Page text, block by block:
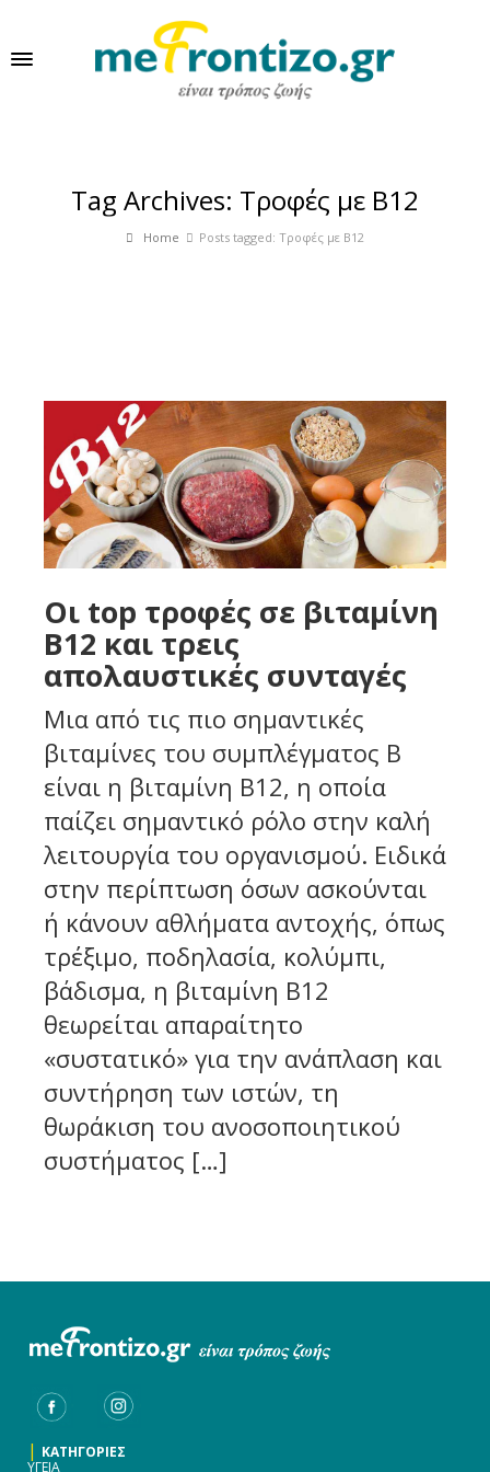
Tag Archives: Tροφές με Β12
Home Posts tagged: Tροφές με Β12
Οι top τροφές σε βιταμίνη
Β12 και τρεις
απολαυστικές συνταγές
Μια από τις πιο σημαντικές
βιταμίνες του συμπλέγματος Β
είναι η βιταμίνη Β12, η οποία
παίζει σημαντικό ρόλο στην καλή
λειτουργία του οργανισμού. Ειδικά
στην περίπτωση όσων ασκούνται
ή κάνουν αθλήματα αντοχής, όπως
τρέξιμο, ποδηλασία, κολύμπι,
βάδισμα, η βιταμίνη Β12
θεωρείται απαραίτητο
«συστατικό» για την ανάπλαση και
συντήρηση των ιστών, τη
θωράκιση του ανοσοποιητικού
συστήματος […]
| ΚΑΤΗΓΟΡΙΕΣ
ΥΓΕΙΑ